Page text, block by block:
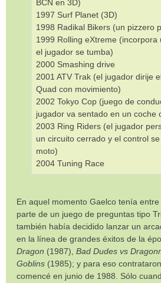
BCN en 3D)
1997 Surf Planet (3D)
1998 Radikal Bikers (un pizzero
1999 Rolling eXtreme
el jugador se tumba)
2000 Smashing drive
2001 ATV Trak (el jugador dirije
Quad con movimiento)
2002 Tokyo Cop (juego de
jugador va sentado en un coche
2003 Ring Riders (el jugador
un circuito cerrado y el control
moto)
2004 Tuning Race
En aquel momento Gaelco tenía
parte de un juego de preguntas tipo
también había decidido lanzar un
en la línea de grandes éxitos de la
Dragon (1987), Bad Dudes vs
Goblins (1985); y para eso
comencé en junio de 1988. Sólo